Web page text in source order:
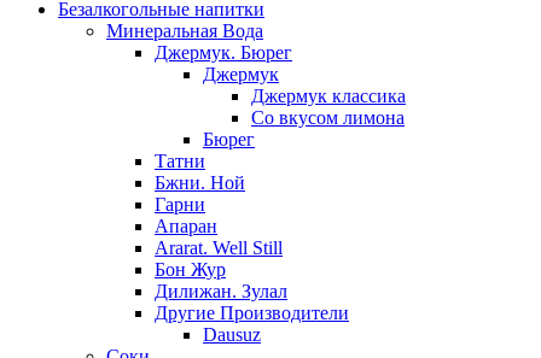
Безалкогольные напитки
Минеральная Вода
Джермук. Бюрег
Джермук
Джермук классика
Со вкусом лимона
Бюрег
Татни
Бжни. Ной
Гарни
Апаран
Ararat. Well Still
Бон Жур
Дилижан. Зулал
Другие Производители
Dausuz